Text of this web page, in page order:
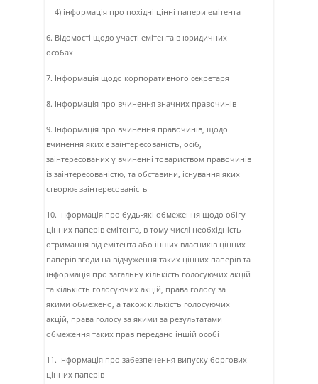
4) інформація про похідні цінні папери емітента
6. Відомості щодо участі емітента в юридичних
особах
7. Інформація щодо корпоративного секретаря
8. Інформація про вчинення значних правочинів
9. Інформація про вчинення правочинів, щодо
вчинення яких є заінтересованість, осіб,
заінтересованих у вчиненні товариством правочинів
із заінтересованістю, та обставини, існування яких
створює заінтересованість
10. Інформація про будь-які обмеження щодо обігу
цінних паперів емітента, в тому числі необхідність
отримання від емітента або інших власників цінних
паперів згоди на відчуження таких цінних паперів та
інформація про загальну кількість голосуючих акцій
та кількість голосуючих акцій, права голосу за
якими обмежено, а також кількість голосуючих
акцій, права голосу за якими за результатами
обмеження таких прав передано іншій особі
11. Інформація про забезпечення випуску боргових
цінних паперів